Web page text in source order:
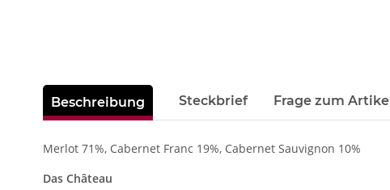
weitere Registerkarten anzeigen
Beschreibung Steckbrief Frage zum Artikel
Merlot 71%, Cabernet Franc 19%, Cabernet Sauvignon 10%
Das Château